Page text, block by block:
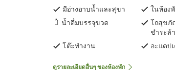
มีอ่างอาบน้ำและสุขา
ในห้อง
น้ำดื่มบรรจุขวด
โถสุขภั
ชำระล้
โต๊ะทำงาน
อะแดป
ดูรายละเอียดอื่นๆ ของห้องพัก